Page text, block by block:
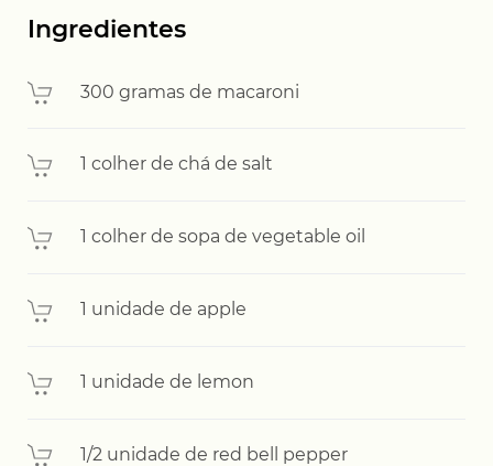
Ingredientes
300 gramas de macaroni
1 colher de chá de salt
1 colher de sopa de vegetable oil
1 unidade de apple
1 unidade de lemon
1/2 unidade de red bell pepper